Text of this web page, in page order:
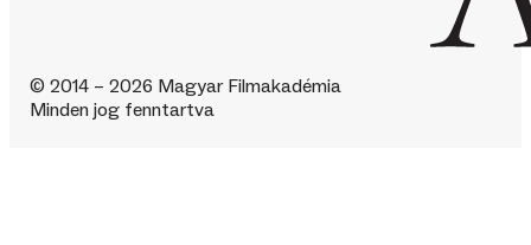
© 2014 – 2026 Magyar Filmakadémia
Minden jog fenntartva